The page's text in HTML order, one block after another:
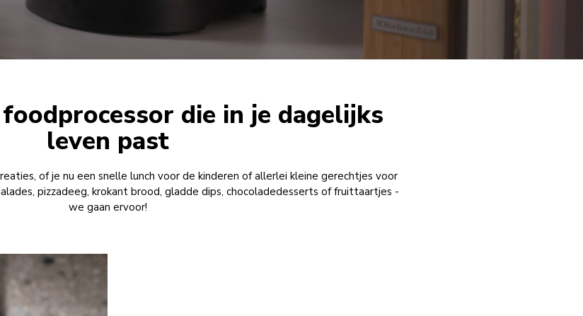
die in je dagelijks
leven past
of je nu een snelle lunch voor de kinderen of allerlei kleine gerechtjes voor
pizzadeeg, krokant brood, gladde dips, chocoladedesserts of fruittaartjes -
we gaan ervoor!